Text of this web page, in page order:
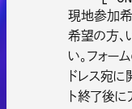
現地参加希
希望の方、
い。フォー
ドレス宛に
ト終了後